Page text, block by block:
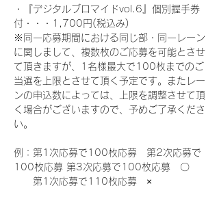
・『デジタルブロマイドvol.6』個別握手券
付・・・1,700円(税込み)
※同一応募期間における同じ部・同一レーン
に関しまして、複数枚のご応募を可能とさせ
て頂きますが、1名様最大で100枚までのご
当選を上限とさせて頂く予定です。またレー
ンの申込数によっては、上限を調整させて頂
く場合がございますので、予めご了承くださ
い。
例：第1次応募で100枚応募　第2次応募で
100枚応募 第3次応募で100枚応募　〇
第1次応募で110枚応募　×